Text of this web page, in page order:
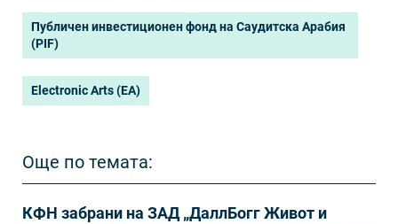
Публичен инвестиционен фонд на Саудитска Арабия
(PIF)
Electronic Arts (EA)
Още по темата:
КФН забрани на ЗАД „ДаллБогг Живот и